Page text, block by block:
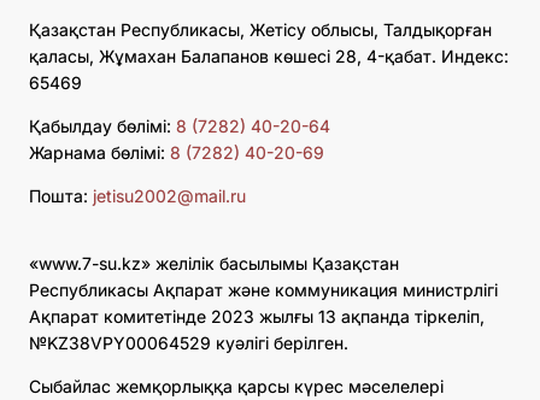
Қазақстан Республикасы, Жетісу облысы, Талдықорған
қаласы, Жұмахан Балапанов көшесі 28, 4-қабат. Индекс:
65469
Қабылдау бөлімі: 8 (7282) 40-20-64
Жарнама бөлімі: 8 (7282) 40-20-69
Пошта: jetisu2002@mail.ru
«www.7-su.kz» желілік басылымы Қазақстан
Республикасы Ақпарат және коммуникация министрлігі
Ақпарат комитетінде 2023 жылғы 13 ақпанда тіркеліп,
№KZ38VPY00064529 куәлігі берілген.
Сыбайлас жемқорлыққа қарсы күрес мәселелері